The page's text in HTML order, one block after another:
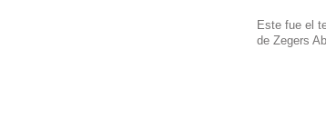
Este fue el
de Zegers